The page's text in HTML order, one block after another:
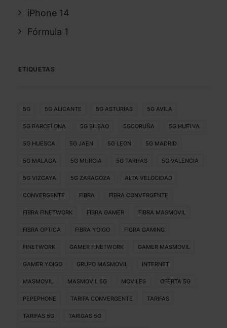
iPhone 14
Fórmula 1
ETIQUETAS
5G 5G ALICANTE 5G ASTURIAS 5G AVILA
5G BARCELONA 5G BILBAO 5GCORUÑA 5G HUELVA
5G HUESCA 5G JAEN 5G LEON 5G MADRID
5G MALAGA 5G MURCIA 5G TARIFAS 5G VALENCIA
5G VIZCAYA 5G ZARAGOZA ALTA VELOCIDAD
CONVERGENTE FIBRA FIBRA CONVERGENTE
FIBRA FINETWORK FIBRA GAMER FIBRA MASMOVIL
FIBRA OPTICA FIBRA YOIGO FIGRA GAMING
FINETWORK GAMER FINETWORK GAMER MASMOVIL
GAMER YOIGO GRUPO MASMOVIL INTERNET
MASMOVIL MASMOVIL 5G MOVILES OFERTA 5G
PEPEPHONE TARIFA CONVERGENTE TARIFAS
TARIFAS 5G TARIGAS 5G